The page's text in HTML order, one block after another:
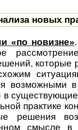
новых
«по новизне»
которые
возможными
практике
решения
смысле в